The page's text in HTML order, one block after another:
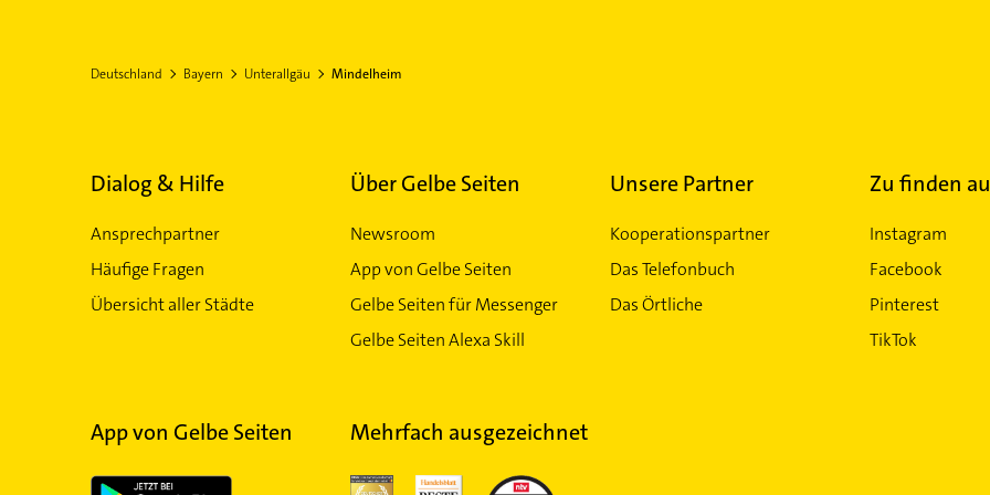
Deutschland Bayern Unterallgäu Mindelheim
Dialog & Hilfe
Ansprechpartner
Häufige Fragen
Übersicht aller Städte
Über Gelbe Seiten
Newsroom
App von Gelbe Seiten
Gelbe Seiten für Messenger
Gelbe Seiten Alexa Skill
Unsere Partner
Kooperationspartner
Das Telefonbuch
Das Örtliche
Zu finden
Instagram
Facebook
Pinterest
TikTok
App von Gelbe Seiten Mehrfach ausgezeichnet